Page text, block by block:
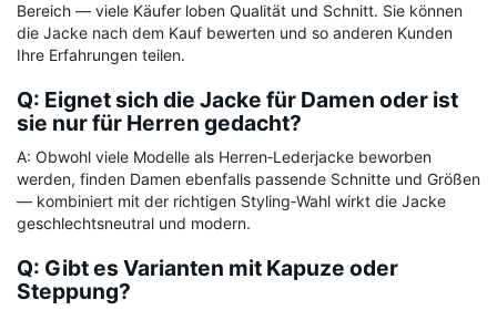
Bereich — viele Käufer loben Qualität und Schnitt. Sie können
die Jacke nach dem Kauf bewerten und so anderen Kunden
Ihre Erfahrungen teilen.
Q: Eignet sich die Jacke für Damen oder ist
sie nur für Herren gedacht?
A: Obwohl viele Modelle als Herren‑Lederjacke beworben
werden, finden Damen ebenfalls passende Schnitte und Größen
— kombiniert mit der richtigen Styling‑Wahl wirkt die Jacke
geschlechtsneutral und modern.
Q: Gibt es Varianten mit Kapuze oder
Steppung?